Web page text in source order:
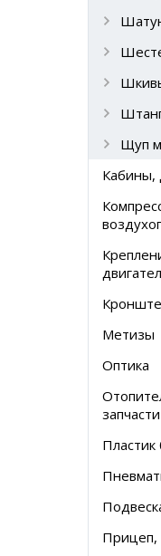
Щуп
Кабины,
Метизы
Оптика
Пластик
Прицеп,